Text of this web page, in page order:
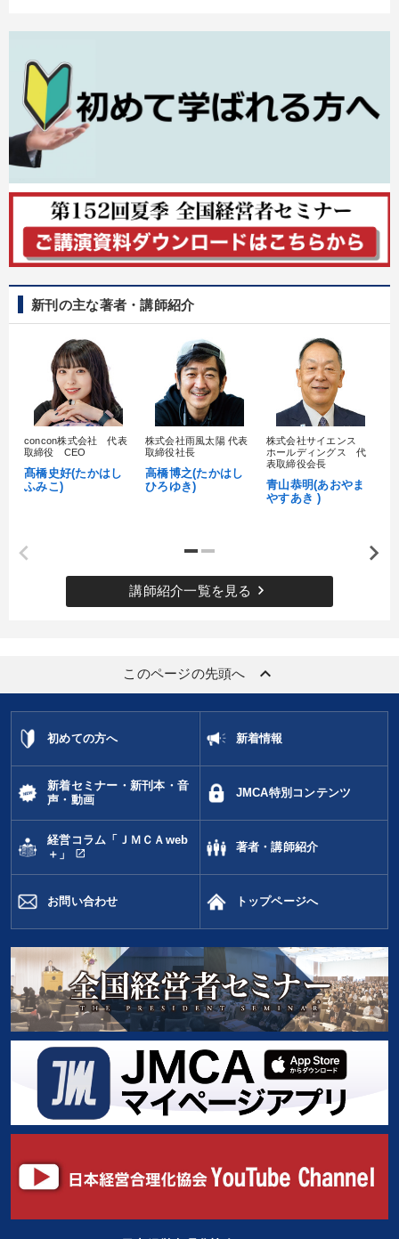
新刊の主な著者・講師紹介
concon株式会社 代表
取締役 CEO
髙橋史好(たかはし
ふみこ)
株式会社雨風太陽 代表
取締役社長
高橋博之(たかはし
ひろゆき)
株式会社サイエンス
ホールディングス 代
表取締役会長
青山恭明(あおやま
やすあき )
講師紹介一覧を見る keyboard_arrow_right
このページの先頭へ keyboard_arrow_up
初めての方へ 新着情報
新着セミナー・新刊本・音
声・動画
JMCA特別コンテンツ
経営コラム「ＪＭＣＡweb
＋」
open_in_new
著者・講師紹介
お問い合わせ トップページへ